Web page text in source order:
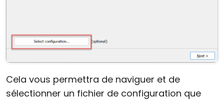
Cela vous permettra de naviguer et de
sélectionner un fichier de configuration que